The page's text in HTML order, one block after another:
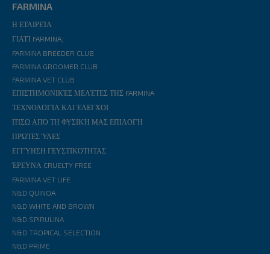
FARMINA
Η ΕΤΑΙΡΕΊΑ
ΓΙΑΤΊ FARMINA;
FARMINA BREEDER CLUB
FARMINA GROOMER CLUB
FARMINA VET CLUB
ΕΠΙΣΤΗΜΟΝΙΚΈΣ ΜΕΛΈΤΕΣ ΤΗΣ FARMINA
ΤΕΧΝΟΛΟΓΊΑ ΚΑΙ ΈΛΕΓΧΟΙ
ΠΊΣΩ ΑΠΌ ΤΗ ΦΥΣΙΚΉ ΜΑΣ ΕΠΙΛΟΓΉ
ΠΡΏΤΕΣ ΎΛΕΣ
ΕΓΓΎΗΣΗ ΓΕΥΣΤΙΚΌΤΗΤΑΣ
ΈΡΕΥΝΑ CRUELTY FREE
FARMINA VET LIFE
N&D QUINOA
N&D WHITE AND BROWN
N&D SPIRULINA
N&D TROPICAL SELECTION
N&D PRIME